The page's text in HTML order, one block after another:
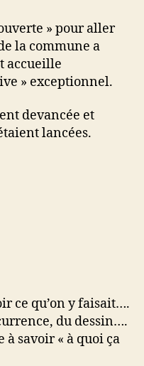
» pour aller
la commune a
accueille
» exceptionnel.
devancée et
lancées.
ce qu’on y faisait….
du dessin….
à savoir « à quoi ça